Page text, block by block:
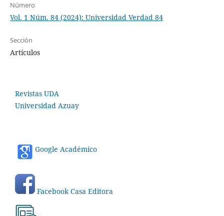
Número
Vol. 1 Núm. 84 (2024): Universidad Verdad 84
Sección
Artículos
Revistas UDA
Universidad Azuay
Google Académico
Facebook Casa Editora